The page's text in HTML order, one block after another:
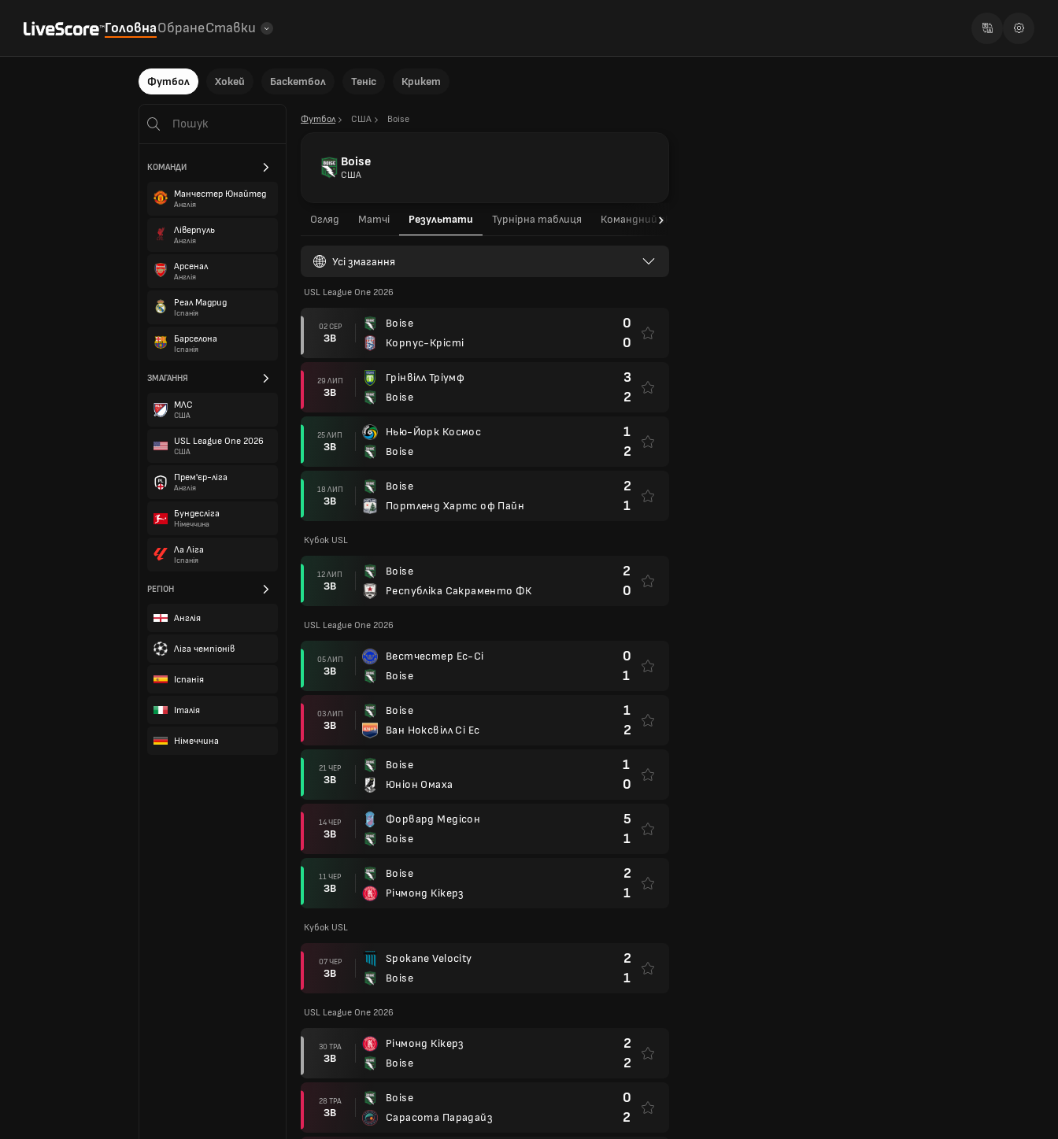
ГоловнаОбранеСтавки
Футбол Хокей Баскетбол Теніс Крикет
КОМАНДИ
Манчестер Юнайтед
Англія
Ліверпуль
Англія
Арсенал
Англія
Реал Мадрид
Іспанія
Барселона
Іспанія
ЗМАГАННЯ
МЛС
США
USL League One 2026
США
Прем'єр-ліга
Англія
Бундесліга
Німеччина
Ла Ліга
Іспанія
РЕГІОН
Англія
Ліга чемпіонів
Іспанія
Італія
Німеччина
Футбол США Boise
Boise
США
Огляд Матчі Результати Турнірна таблиця Командний склад
Усі змагання
USL League One 2026
02 СЕР
ЗВ
Boise
Корпус-Крісті
0
0
29 ЛИП
ЗВ
Грінвілл Тріумф
Boise
3
2
25 ЛИП
ЗВ
Нью-Йорк Космос
Boise
1
2
18 ЛИП
ЗВ
Boise
Портленд Хартс оф Пайн
2
1
Кубок USL
12 ЛИП
ЗВ
Boise
Республіка Сакраменто ФК
2
0
USL League One 2026
05 ЛИП
ЗВ
Вестчестер Ес-Сі
Boise
0
1
03 ЛИП
ЗВ
Boise
Ван Ноксвілл Сі Ес
1
2
21 ЧЕР
ЗВ
Boise
Юніон Омаха
1
0
14 ЧЕР
ЗВ
Форвард Медісон
Boise
5
1
11 ЧЕР
ЗВ
Boise
Річмонд Кікерз
2
1
Кубок USL
07 ЧЕР
ЗВ
Spokane Velocity
Boise
2
1
USL League One 2026
30 ТРА
ЗВ
Річмонд Кікерз
Boise
2
2
28 ТРА
ЗВ
Boise
Сарасота Парадайз
0
2